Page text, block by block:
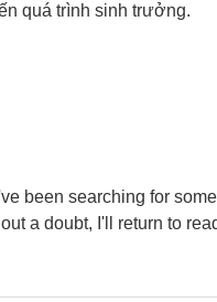
quá trình sinh trưởng.
been searching for
a doubt, I'll return to